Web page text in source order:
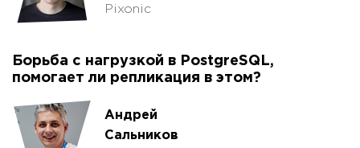
Pixonic
Борьба с нагрузкой в PostgreSQL,
помогает ли репликация в этом?
Андрей
Сальников